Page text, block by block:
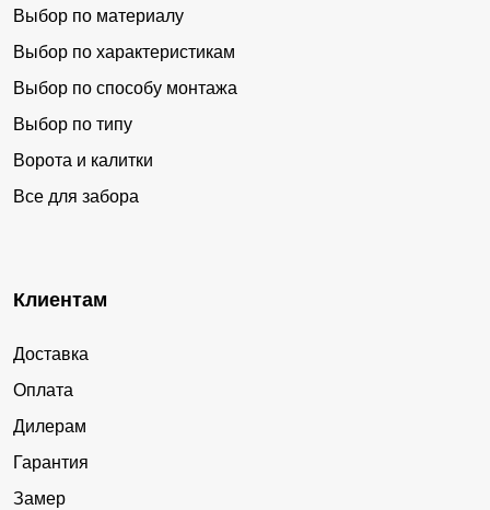
Выбор по материалу
Выбор по характеристикам
Выбор по способу монтажа
Выбор по типу
Ворота и калитки
Все для забора
Клиентам
Доставка
Оплата
Дилерам
Гарантия
Замер